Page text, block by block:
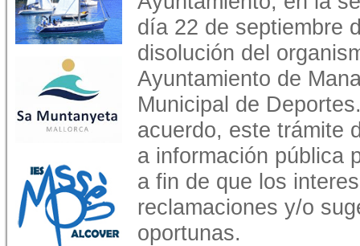
día 22 de septiembre
disolución del
Ayuntamiento de
Municipal de
acuerdo, este trámite
a información pública
a fin de que los
reclamaciones y/o
oportunas.